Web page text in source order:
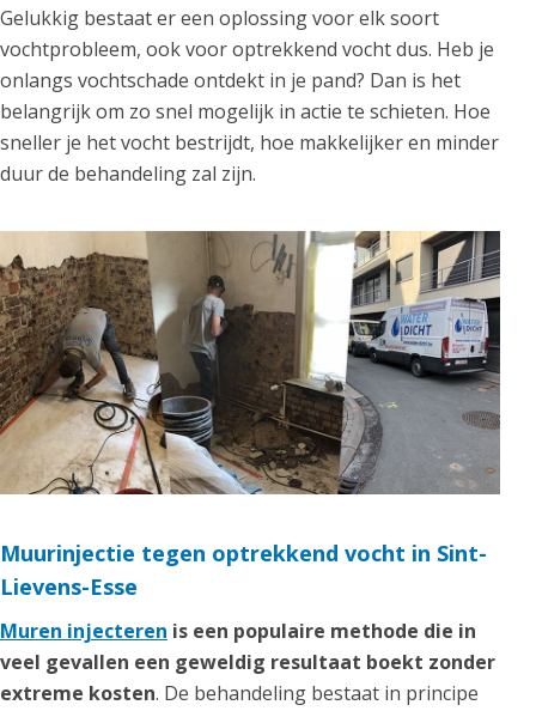
Gelukkig bestaat er een oplossing voor elk soort
vochtprobleem, ook voor optrekkend vocht dus. Heb je
onlangs vochtschade ontdekt in je pand? Dan is het
belangrijk om zo snel mogelijk in actie te schieten. Hoe
sneller je het vocht bestrijdt, hoe makkelijker en minder
duur de behandeling zal zijn.
Muurinjectie tegen optrekkend vocht in Sint-
Lievens-Esse
Muren injecteren is een populaire methode die in
veel gevallen een geweldig resultaat boekt zonder
extreme kosten. De behandeling bestaat in principe